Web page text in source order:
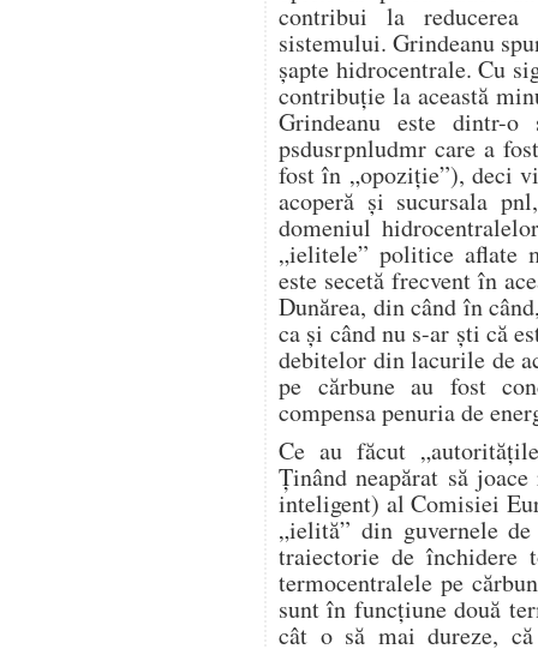
contribui la
sistemului. Grindeanu
șapte hidrocentrale. Cu
contribuție la această
Grindeanu este dintr-
psdusrpnludmr care a
fost în „opoziție”), deci
acoperă și sucursala
domeniul
„ielitele” politice aflate
este secetă frecvent în
Dunărea, din când în
ca și când nu s-ar ști că
debitelor din lacurile de
pe cărbune au fost
compensa penuria de
Ce au făcut
Ținând neapărat să
inteligent) al Comisiei
„ielită” din guvernele
traiectorie de închidere
termocentralele pe
sunt în funcțiune două
cât o să mai dureze,